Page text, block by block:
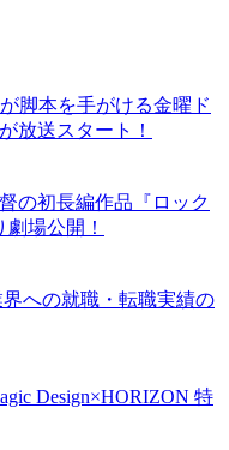
脚本を手がける金曜ド
放送スタート！
の初長編作品『ロック
場公開！
界への就職・転職実績の
Design×HORIZON 特